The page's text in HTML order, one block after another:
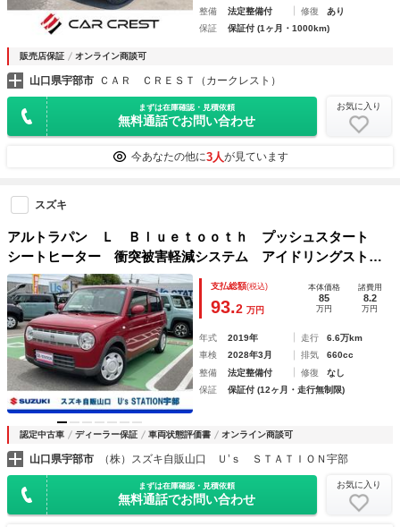
整備
法定整備付 修復
あり
保証
保証付 (1ヶ月・1000km)
販売店保証 オンライン商談可
山口県宇部市 ＣＡＲ ＣＲＥＳＴ（カークレスト）
まずは在庫確認・見積依頼
無料通話でお問い合わせ
お気に入り
今あなたの他に3人が見ています
スズキ
アルトラパン Ｌ Ｂｌｕｅｔｏｏｔｈ プッシュスタート
シートヒーター 衝突被害軽減システム アイドリングストッ
プ 衝突安全ボディ 盗難防止システム
支払総額(税込)
93.2 万円
本体価格
85
万円
諸費用
8.2
万円
年式 2019年 走行
6.6万km
車検
2028年3月 排気
660cc
整備
法定整備付 修復
なし
保証
保証付 (12ヶ月・走行無制限)
認定中古車 ディーラー保証 車両状態評価書 オンライン商談可
山口県宇部市 （株）スズキ自販山口 Ｕ’ｓ ＳＴＡＴＩＯＮ宇部
まずは在庫確認・見積依頼
無料通話でお問い合わせ
お気に入り